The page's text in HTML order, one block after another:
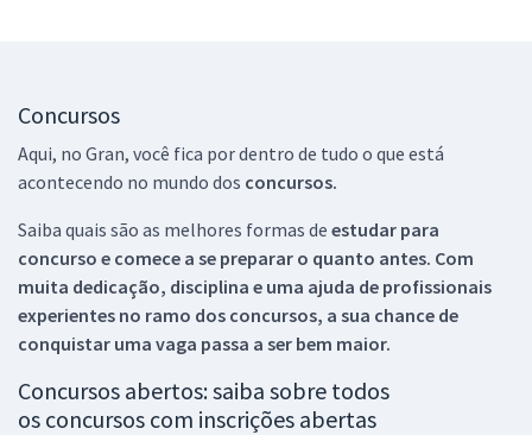
Concursos
Aqui, no Gran, você fica por dentro de tudo o que está
acontecendo no mundo dos concursos.
Saiba quais são as melhores formas de estudar para
concurso e comece a se preparar o quanto antes. Com
muita dedicação, disciplina e uma ajuda de profissionais
experientes no ramo dos concursos, a sua chance de
conquistar uma vaga passa a ser bem maior.
Concursos abertos: saiba sobre todos
os concursos com inscrições abertas